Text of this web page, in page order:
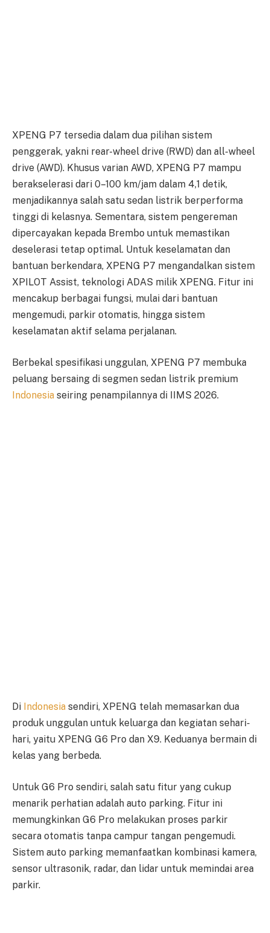
XPENG P7 tersedia dalam dua pilihan sistem
penggerak, yakni rear-wheel drive (RWD) dan all-wheel
drive (AWD). Khusus varian AWD, XPENG P7 mampu
berakselerasi dari 0–100 km/jam dalam 4,1 detik,
menjadikannya salah satu sedan listrik berperforma
tinggi di kelasnya. Sementara, sistem pengereman
dipercayakan kepada Brembo untuk memastikan
deselerasi tetap optimal. Untuk keselamatan dan
bantuan berkendara, XPENG P7 mengandalkan sistem
XPILOT Assist, teknologi ADAS milik XPENG. Fitur ini
mencakup berbagai fungsi, mulai dari bantuan
mengemudi, parkir otomatis, hingga sistem
keselamatan aktif selama perjalanan.
Berbekal spesifikasi unggulan, XPENG P7 membuka
peluang bersaing di segmen sedan listrik premium
Indonesia seiring penampilannya di IIMS 2026.
Di Indonesia sendiri, XPENG telah memasarkan dua
produk unggulan untuk keluarga dan kegiatan sehari-
hari, yaitu XPENG G6 Pro dan X9. Keduanya bermain di
kelas yang berbeda.
Untuk G6 Pro sendiri, salah satu fitur yang cukup
menarik perhatian adalah auto parking. Fitur ini
memungkinkan G6 Pro melakukan proses parkir
secara otomatis tanpa campur tangan pengemudi.
Sistem auto parking memanfaatkan kombinasi kamera,
sensor ultrasonik, radar, dan lidar untuk memindai area
parkir.